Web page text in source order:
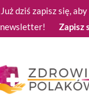
Już dziś zapisz się,
newsletter!
Zapisz